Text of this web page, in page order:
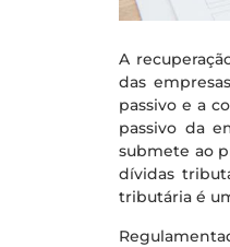
A
das
passivo e a
passivo da
submete ao
dívidas
tributária é